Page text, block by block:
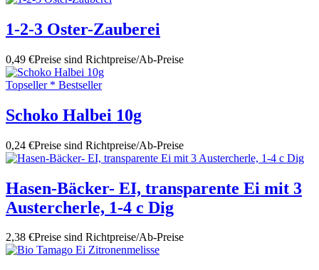
1-2-3 Oster-Zauberei
0,49 €Preise sind Richtpreise/Ab-Preise
Topseller * Bestseller
Schoko Halbei 10g
0,24 €Preise sind Richtpreise/Ab-Preise
Hasen-Bäcker- EI, transparente Ei mit 3
Austercherle, 1-4 c Dig
2,38 €Preise sind Richtpreise/Ab-Preise